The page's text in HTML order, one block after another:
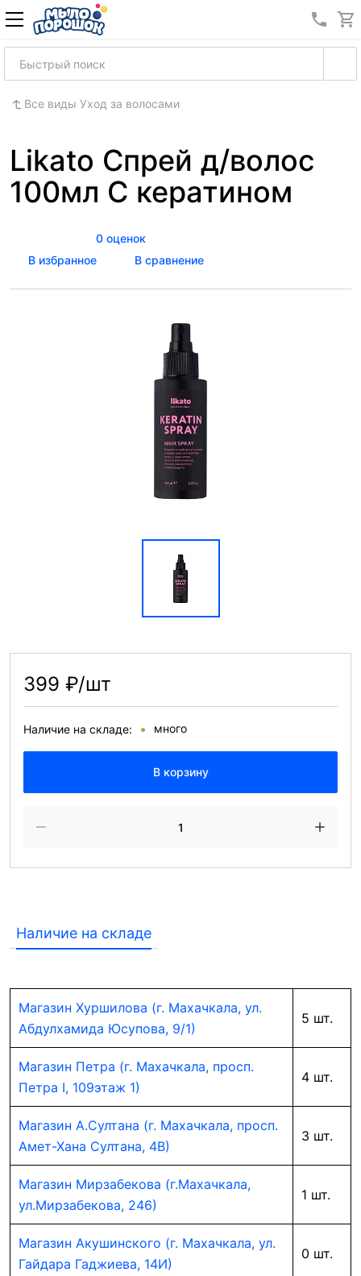
8
Все виды Уход за волосами
Likato Спрей д/волос
100мл С кератином
0 оценок
В избранное
В сравнение
399 ₽/шт
Наличие на складе: много
В корзину
Наличие на складе
Магазин Хуршилова (г. Махачкала, ул.
Абдулхамида Юсупова, 9/1)
5 шт.
Магазин Петра (г. Махачкала, просп.
Петра I, 109этаж 1)
4 шт.
Магазин А.Султана (г. Махачкала, просп.
Амет-Хана Султана, 4В)
3 шт.
Магазин Мирзабекова (г.Махачкала,
ул.Мирзабекова, 246)
1 шт.
Магазин Акушинского (г. Махачкала, ул.
Гайдара Гаджиева, 14И)
0 шт.